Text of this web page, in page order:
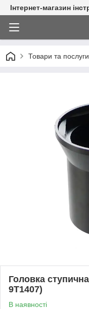
Інтернет-магазин
Товари та послуги
Головка
9T1407)
В наявності